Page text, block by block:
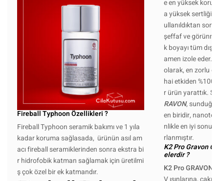
Fireball Typhoon Özellikleri ?
Fireball Typhoon seramik bakımı ve 1 yıla
kadar koruma sağlasada, ürünün asıl am
acı fireball seramiklerinden sonra ekstra bi
r hidrofobik katman sağlamak için üretilmi
ş çok özel bir ek katmandır.
e en yüksek
a yüksek sertliği
ullanıldıktan
şeffaf ve
k boyayı tüm dış
amen izole eder.
olarak, en zorlu
hai etkiden %100
r ürün yarattık.
RAVON,
en biridir,
nlikle en iyi
rlanmıştır.
K2 Pro Gravon
elerdir ?
K2 Pro GRAVON